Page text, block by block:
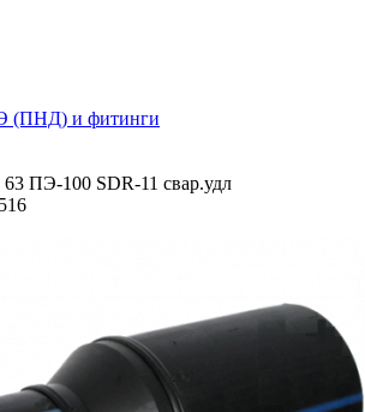
(ПНД) и фитинги
63 ПЭ-100 SDR-11 свар.удл